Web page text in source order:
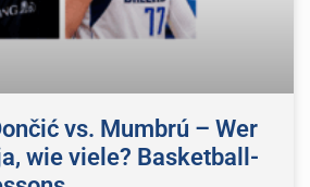
vs. Mumbrú – Wer
wie viele? Basketball-